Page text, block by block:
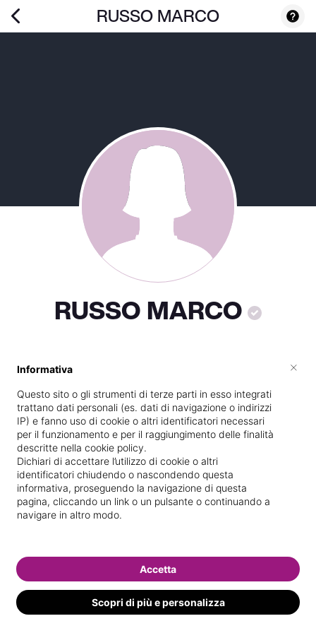
RUSSO MARCO
RUSSO MARCO
Specializzata inEpilazione con cera
Vedi le informazioni di RUSSO
Informativa
Questo sito o gli strumenti di terze parti in esso integrati
trattano dati personali (es. dati di navigazione o indirizzi
IP) e fanno uso di cookie o altri identificatori necessari
per il funzionamento e per il raggiungimento delle finalità
descritte nella cookie policy.
Dichiari di accettare l’utilizzo di cookie o altri
identificatori chiudendo o nascondendo questa
informativa, proseguendo la navigazione di questa
pagina, cliccando un link o un pulsante o continuando a
navigare in altro modo.
Scopri di più e personalizza
Accetta
×